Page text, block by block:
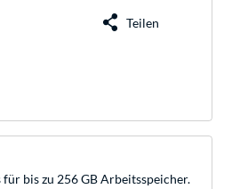
Teilen
bis zu 256 GB Arbeitsspeicher.